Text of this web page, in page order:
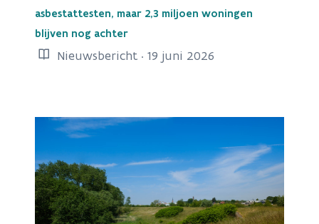
asbestattesten, maar 2,3 miljoen woningen
blijven nog achter
Nieuwsbericht · 19 juni 2026